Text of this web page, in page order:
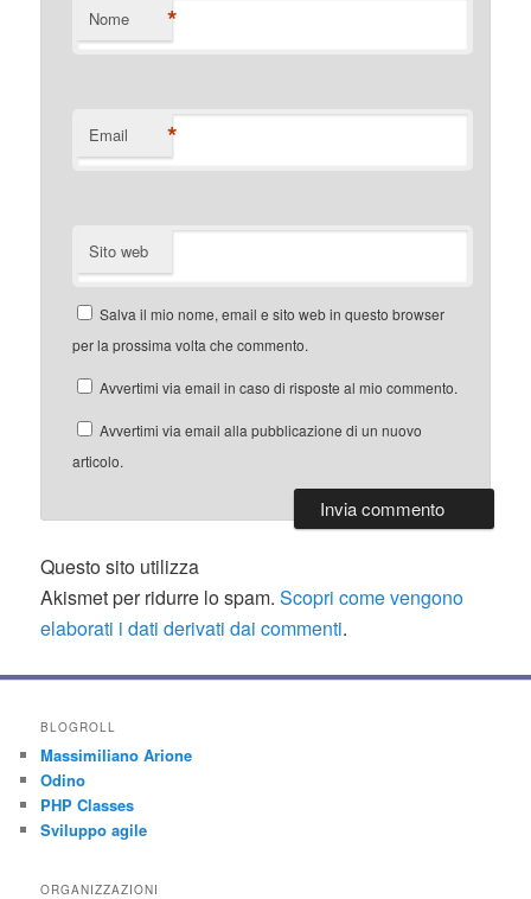
Nome *
Email *
Sito web
Salva il mio nome, email e sito web in questo browser
per la prossima volta che commento.
Avvertimi via email in caso di risposte al mio commento.
Avvertimi via email alla pubblicazione di un nuovo
articolo.
Questo sito utilizza
Akismet per ridurre lo spam.Scopri come vengono
elaborati i dati derivati dai commenti.
BLOGROLL
Massimiliano Arione
Odino
PHP Classes
Sviluppo agile
ORGANIZZAZIONI